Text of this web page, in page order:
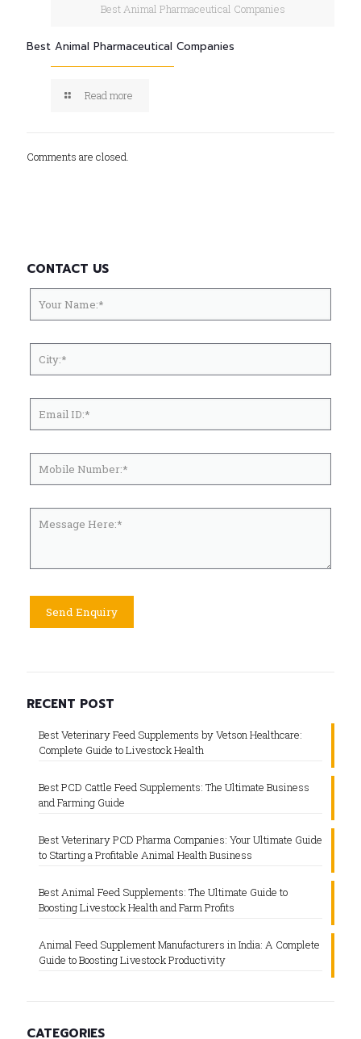
Best Animal Pharmaceutical Companies
Best Animal Pharmaceutical Companies
Read more
Comments are closed.
CONTACT US
RECENT POST
Best Veterinary Feed Supplements by Vetson Healthcare:
Complete Guide to Livestock Health
Best PCD Cattle Feed Supplements: The Ultimate Business
and Farming Guide
Best Veterinary PCD Pharma Companies: Your Ultimate Guide
to Starting a Profitable Animal Health Business
Best Animal Feed Supplements: The Ultimate Guide to
Boosting Livestock Health and Farm Profits
Animal Feed Supplement Manufacturers in India: A Complete
Guide to Boosting Livestock Productivity
CATEGORIES